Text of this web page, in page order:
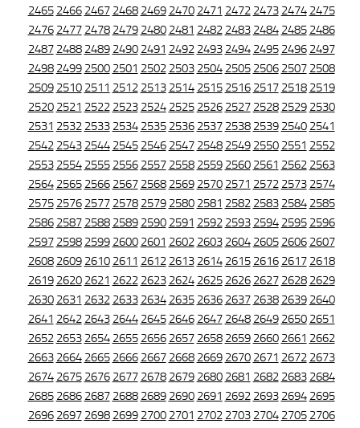
2465 2466 2467 2468 2469 2470 2471 2472 2473 2474 2475
2476 2477 2478 2479 2480 2481 2482 2483 2484 2485 2486
2487 2488 2489 2490 2491 2492 2493 2494 2495 2496 2497
2498 2499 2500 2501 2502 2503 2504 2505 2506 2507 2508
2509 2510 2511 2512 2513 2514 2515 2516 2517 2518 2519
2520 2521 2522 2523 2524 2525 2526 2527 2528 2529 2530
2531 2532 2533 2534 2535 2536 2537 2538 2539 2540 2541
2542 2543 2544 2545 2546 2547 2548 2549 2550 2551 2552
2553 2554 2555 2556 2557 2558 2559 2560 2561 2562 2563
2564 2565 2566 2567 2568 2569 2570 2571 2572 2573 2574
2575 2576 2577 2578 2579 2580 2581 2582 2583 2584 2585
2586 2587 2588 2589 2590 2591 2592 2593 2594 2595 2596
2597 2598 2599 2600 2601 2602 2603 2604 2605 2606 2607
2608 2609 2610 2611 2612 2613 2614 2615 2616 2617 2618
2619 2620 2621 2622 2623 2624 2625 2626 2627 2628 2629
2630 2631 2632 2633 2634 2635 2636 2637 2638 2639 2640
2641 2642 2643 2644 2645 2646 2647 2648 2649 2650 2651
2652 2653 2654 2655 2656 2657 2658 2659 2660 2661 2662
2663 2664 2665 2666 2667 2668 2669 2670 2671 2672 2673
2674 2675 2676 2677 2678 2679 2680 2681 2682 2683 2684
2685 2686 2687 2688 2689 2690 2691 2692 2693 2694 2695
2696 2697 2698 2699 2700 2701 2702 2703 2704 2705 2706